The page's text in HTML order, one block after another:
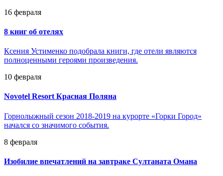
16 февраля
8 книг об отелях
Ксения Устименко подобрала книги, где отели являются
полноценными героями произведения.
10 февраля
Novotel Resort Красная Поляна
Горнолыжный сезон 2018-2019 на курорте «Горки Город»
начался со значимого события.
8 февраля
Изобилие впечатлений на завтраке Султаната Омана